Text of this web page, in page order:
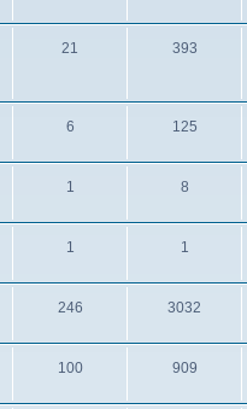
21 393
6 125
1 8
1 1
246 3032
100 909